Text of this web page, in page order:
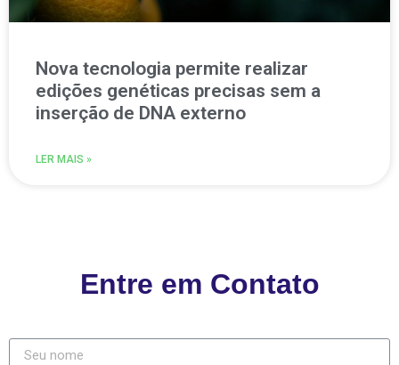
Nova tecnologia permite realizar
edições genéticas precisas sem a
inserção de DNA externo
LER MAIS »
Entre em Contato